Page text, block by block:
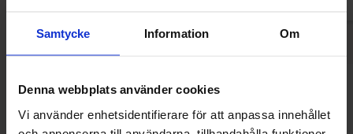
Samtycke Information Om
Denna webbplats använder cookies
Vi använder enhetsidentifierare för att anpassa innehållet
Andre kunne lide